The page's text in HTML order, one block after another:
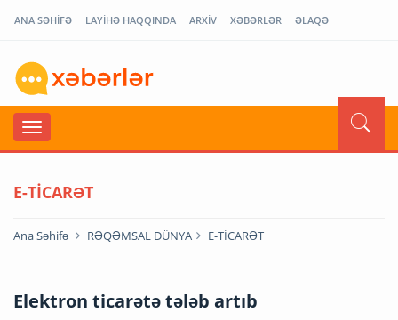
ANA SƏHİFƏ LAYİHƏ HAQQINDA ARXİV XƏBƏRLƏR ƏLAQƏ
E-TİCARƏT
Ana Səhifə RƏQƏMSAL DÜNYA E-TİCARƏT
Elektron ticarətə tələb artıb